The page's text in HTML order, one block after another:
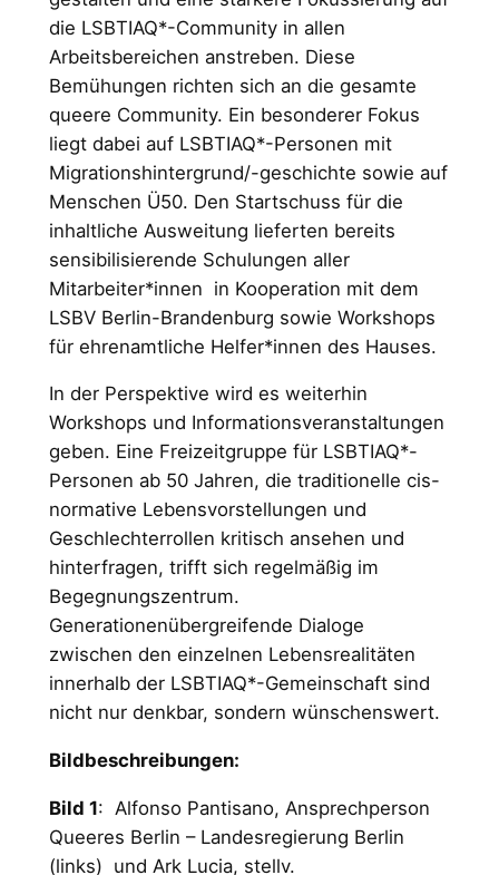
die LSBTIAQ*-Community in allen
Arbeitsbereichen anstreben. Diese
Bemühungen richten sich an die gesamte
queere Community. Ein besonderer Fokus
liegt dabei auf LSBTIAQ*-Personen mit
Migrationshintergrund/-geschichte sowie auf
Menschen Ü50. Den Startschuss für die
inhaltliche Ausweitung lieferten bereits
sensibilisierende Schulungen aller
Mitarbeiter*innen in Kooperation mit dem
LSBV Berlin-Brandenburg sowie Workshops
für ehrenamtliche Helfer*innen des Hauses.
In der Perspektive wird es weiterhin
Workshops und Informationsveranstaltungen
geben. Eine Freizeitgruppe für LSBTIAQ*-
Personen ab 50 Jahren, die traditionelle cis-
normative Lebensvorstellungen und
Geschlechterrollen kritisch ansehen und
hinterfragen, trifft sich regelmäßig im
Begegnungszentrum.
Generationenübergreifende Dialoge
zwischen den einzelnen Lebensrealitäten
innerhalb der LSBTIAQ*-Gemeinschaft sind
nicht nur denkbar, sondern wünschenswert.
Bildbeschreibungen:
Bild 1: Alfonso Pantisano, Ansprechperson
Queeres Berlin – Landesregierung Berlin
(links) und Ark Lucia, stellv.